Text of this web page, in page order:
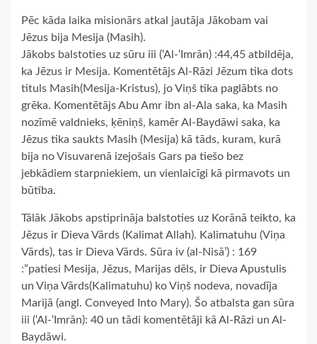
Pēc kāda laika misionārs atkal jautāja Jākobam vai
Jēzus bija Mesija (Masih).
Jākobs balstoties uz sūru iii (‘Al-‘Imrān) :44,45 atbildēja,
ka Jēzus ir Mesija. Komentētājs Al-Rāzi Jēzum tika dots
tituls Masih(Mesija-Kristus), jo Viņš tika paglābts no
grēka. Komentētājs Abu Amr ibn al-Ala saka, ka Masih
nozīmē valdnieks, ķēniņš, kamēr Al-Baydāwi saka, ka
Jēzus tika saukts Masih (Mesija) kā tāds, kuram, kurā
bija no Visuvarenā izejošais Gars pa tiešo bez
jebkādiem starpniekiem, un vienlaicīgi kā pirmavots un
būtība.
Tālāk Jākobs apstiprināja balstoties uz Korānā teikto, ka
Jēzus ir Dieva Vārds (Kalimat Allah). Kalimatuhu (Viņa
Vārds), tas ir Dieva Vārds. Sūra iv (al-Nisā’) : 169
:”patiesi Mesija, Jēzus, Marijas dēls, ir Dieva Apustulis
un Viņa Vārds(Kalimatuhu) ko Viņš nodeva, novadīja
Marijā (angl. Conveyed Into Mary). Šo atbalsta gan sūra
iii (‘Al-‘Imrān): 40 un tādi komentētāji kā Al-Rāzi un Al-
Baydāwi.